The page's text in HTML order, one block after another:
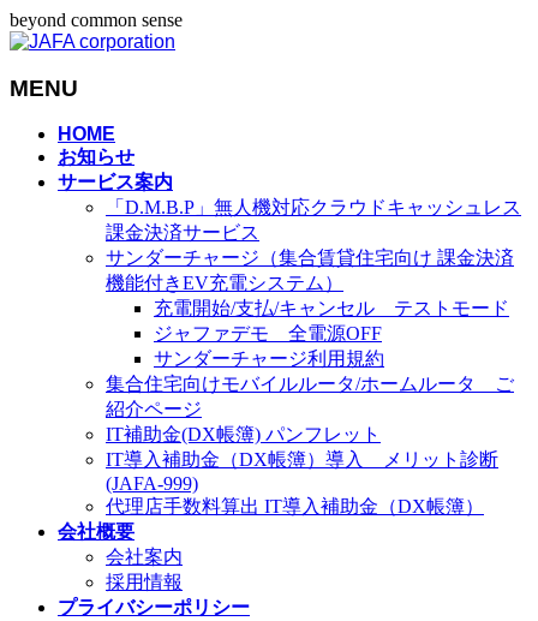
beyond common sense
MENU
HOME
お知らせ
サービス案内
「D.M.B.P」無人機対応クラウドキャッシュレス
課金決済サービス
サンダーチャージ（集合賃貸住宅向け 課金決済
機能付きEV充電システム）
充電開始/支払/キャンセル テストモード
ジャファデモ 全電源OFF
サンダーチャージ利用規約
集合住宅向けモバイルルータ/ホームルータ ご
紹介ページ
IT補助金(DX帳簿) パンフレット
IT導入補助金（DX帳簿）導入 メリット診断
(JAFA-999)
代理店手数料算出 IT導入補助金（DX帳簿）
会社概要
会社案内
採用情報
プライバシーポリシー